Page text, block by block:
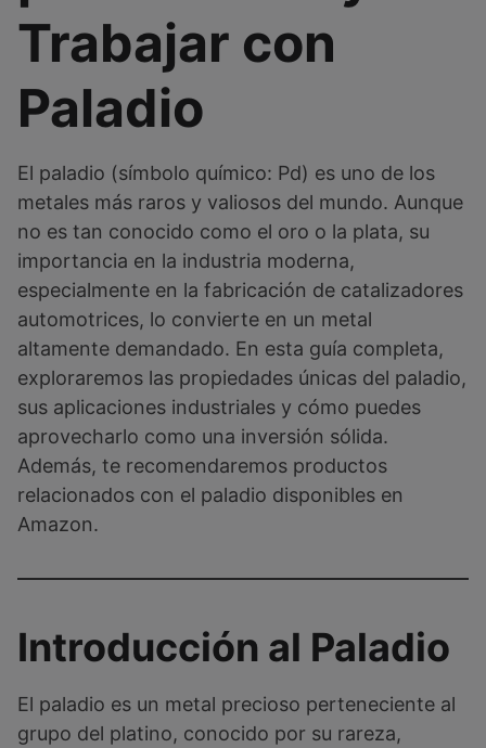
Trabajar con
Paladio
El paladio (símbolo químico: Pd) es uno de los
metales más raros y valiosos del mundo. Aunque
no es tan conocido como el oro o la plata, su
importancia en la industria moderna,
especialmente en la fabricación de catalizadores
automotrices, lo convierte en un metal
altamente demandado. En esta guía completa,
exploraremos las propiedades únicas del paladio,
sus aplicaciones industriales y cómo puedes
aprovecharlo como una inversión sólida.
Además, te recomendaremos productos
relacionados con el paladio disponibles en
Amazon.
Introducción al Paladio
El paladio es un metal precioso perteneciente al
grupo del platino, conocido por su rareza,